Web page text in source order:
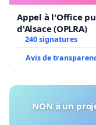
Appel à l'Office
d'Alsace (OPLRA)
240 signatures
Avis de
NON à un